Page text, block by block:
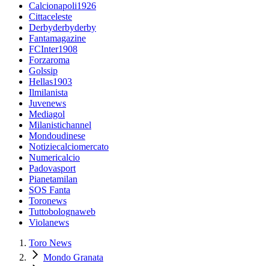
Calcionapoli1926
Cittaceleste
Derbyderbyderby
Fantamagazine
FCInter1908
Forzaroma
Golssip
Hellas1903
Ilmilanista
Juvenews
Mediagol
Milanistichannel
Mondoudinese
Notiziecalciomercato
Numericalcio
Padovasport
Pianetamilan
SOS Fanta
Toronews
Tuttobolognaweb
Violanews
Toro News
Mondo Granata